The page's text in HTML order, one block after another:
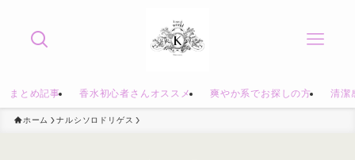
まとめ記事 香水初心者さんオススメ 爽やか系でお探しの方 清潔
ホーム ナルシソロドリゲス